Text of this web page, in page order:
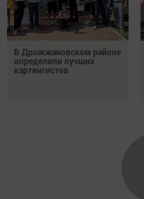
В Дрожжановском районе
определили лучших
картингистов